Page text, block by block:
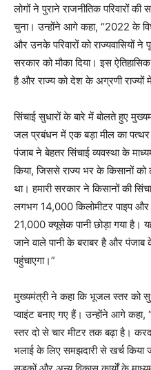
लोगों ने पुराने राजनीतिक परिवारों
चुना। उन्होंने आगे कहा, “2022 के
और उनके परिवारों को राज्यवासियों
सरकार को मौका दिया। इस
है और राज्य को देश के अग्रणी राज्यों
सिंचाई सुधारों के बारे में बोलते हुए
जल प्रबंधन में एक बड़ा मील का पत्थर
पंजाब ने बेहतर सिंचाई व्यवस्था के
किया, जिससे राज्य भर के किसानों को
था। हमारी सरकार ने किसानों की
लगभग 14,000 किलोमीटर पाइप
21,000 क्यूसेक पानी छोड़ा गया है।
जाने वाले पानी के बराबर है और पंजाब
पहुंचाएगा।”
मुख्यमंत्री ने कहा कि भूजल स्तर को
प्वाइंट बनाए गए हैं। उन्होंने आगे
स्तर दो से चार मीटर तक बढ़ा है।
भलाई के लिए समझदारी से खर्च किया